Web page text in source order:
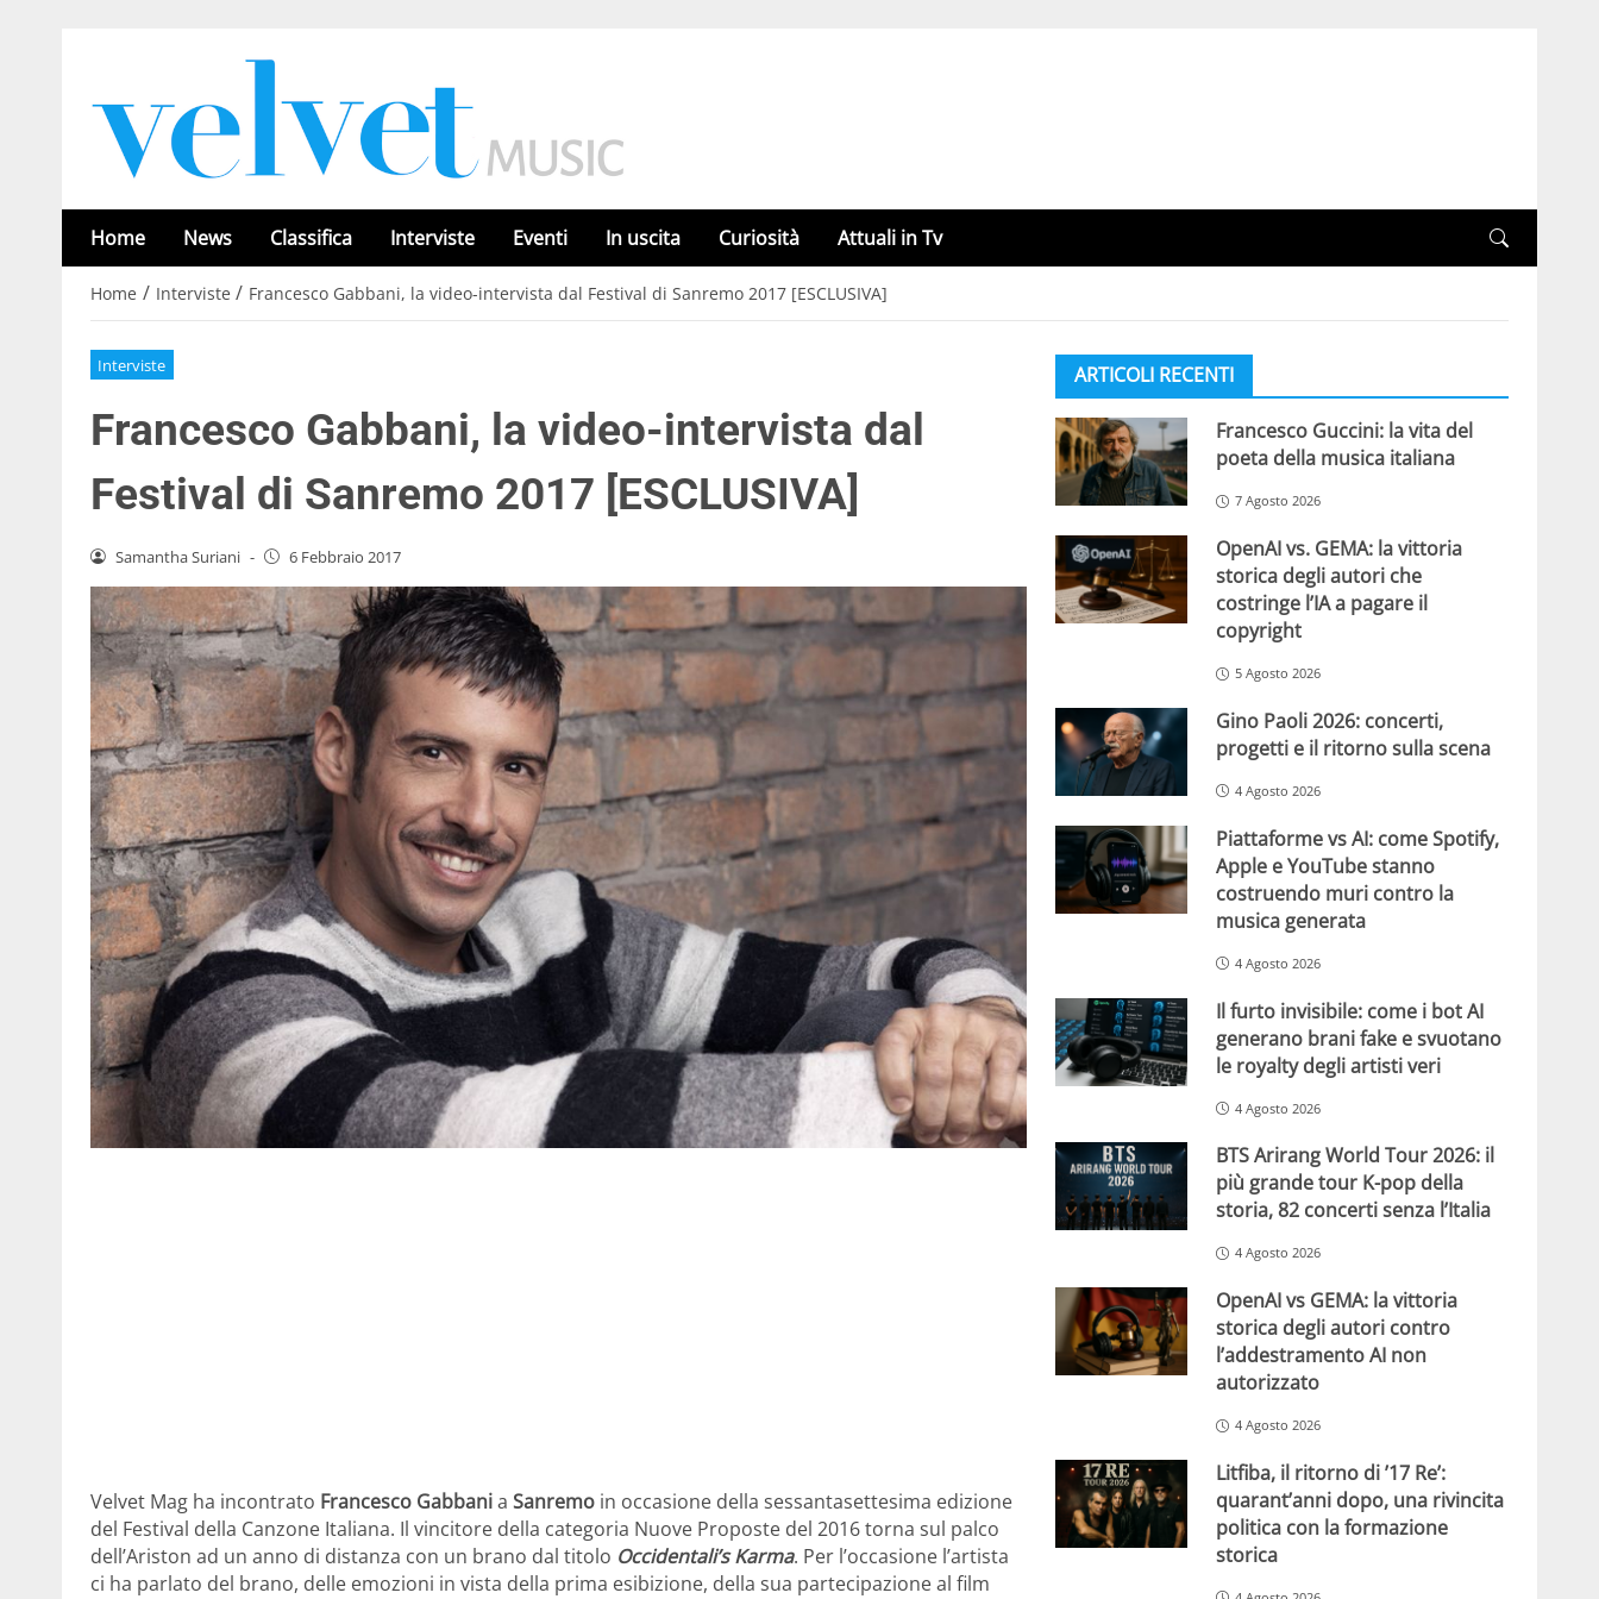
Home News Classifica Interviste Eventi In uscita Curiosità Attuali in Tv
Home / Interviste / Francesco Gabbani, la video-intervista dal Festival di Sanremo 2017 [ESCLUSIVA]
Interviste
Francesco Gabbani, la video-intervista dal
Festival di Sanremo 2017 [ESCLUSIVA]
Samantha Suriani - 6 Febbraio 2017
Velvet Mag ha incontrato Francesco Gabbania Sanremo in occasione della sessantasettesima edizione
del Festival della Canzone Italiana. Il vincitore della categoria Nuove Proposte del 2016 torna sul palco
dell’Ariston ad un anno di distanza con un brano dal titolo Occidentali’s Karma. Per l’occasione l’artista
ci ha parlato del brano, delle emozioni in vista della prima esibizione, della sua partecipazione al film
ARTICOLI RECENTI
Francesco Guccini: la vita del
poeta della musica italiana
7 Agosto 2026
OpenAI vs. GEMA: la vittoria
storica degli autori che
costringe l’IA a pagare il
copyright
5 Agosto 2026
Gino Paoli 2026: concerti,
progetti e il ritorno sulla scena
4 Agosto 2026
Piattaforme vs AI: come Spotify,
Apple e YouTube stanno
costruendo muri contro la
musica generata
4 Agosto 2026
Il furto invisibile: come i bot AI
generano brani fake e svuotano
le royalty degli artisti veri
4 Agosto 2026
BTS Arirang World Tour 2026: il
più grande tour K-pop della
storia, 82 concerti senza l’Italia
4 Agosto 2026
OpenAI vs GEMA: la vittoria
storica degli autori contro
l’addestramento AI non
autorizzato
4 Agosto 2026
Litfiba, il ritorno di ’17 Re’:
quarant’anni dopo, una rivincita
politica con la formazione
storica